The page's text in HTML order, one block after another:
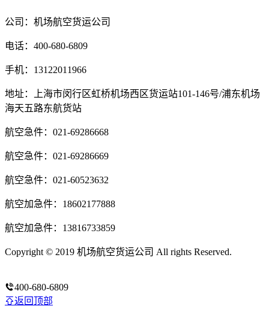
公司：机场航空货运公司
电话：400-680-6809
手机：13122011966
地址：上海市闵行区虹桥机场西区货运站101-146号/浦东机场
海天五路东航货站
航空急件：021-69286668
航空急件：021-69286669
航空急件：021-60523632
航空加急件：18602177888
航空加急件：13816733859
Copyright © 2019 机场航空货运公司 All rights Reserved.
400-680-6809
返回顶部